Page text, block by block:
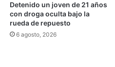
Detenido un joven de 21 años
con droga oculta bajo la
rueda de repuesto
6 agosto, 2026